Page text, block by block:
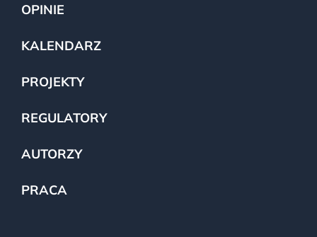
OPINIE
KALENDARZ
PROJEKTY
REGULATORY
AUTORZY
PRACA